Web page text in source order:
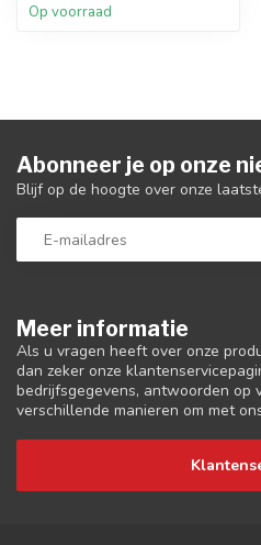
Op voorraad
Meer informatie
Als u vragen heeft over onze
dan zeker onze
bedrijfsgegevens, antwoorden op
verschillende manieren om met
Abonneer je op onze
Blijf op de hoogte over onze